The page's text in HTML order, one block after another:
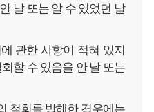
날 또는 알 수 있었던 날
관한 사항이 적혀 있지
할 수 있음을 안 날 또는
철회를 방해한 경우에는